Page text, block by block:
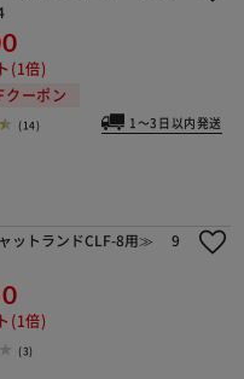
(1倍)
ーポン
(14) 1～3日以内発送
ットランドCLF-8用≫ 9
(1倍)
(3)